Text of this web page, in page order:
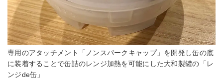
専用のアタッチメント「ノンスパークキャップ」を開発し缶の底
に装着することで缶詰のレンジ加熱を可能にした大和製罐の「レ
ンジde缶」